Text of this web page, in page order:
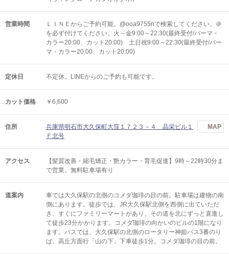
営業時間
ＬＩＮＥからご予約可能。@ooa9755nで検索してください。＠
を必ず付けてください。火～金9:00～22:30(最終受付/パーマ・
カラー20:00、カット20:00) 土日祝9:00～22:30(最終受付/パー
マ・カラー20:00、カット20:00)
定休日 不定休。LINEからのご予約も可能です。
カット価格 ￥6,600
住所
兵庫県明石市大久保町大窪１７２３－４ 晶栄ビル１
Ｆ北号
MAP
アクセス
【髪質改善・縮毛矯正・艶カラー・育毛促進】9時～22時30分ま
で営業。無料駐車場有り
道案内
車では大久保駅の北側のコメダ珈琲の目の前。駐車場は建物の南
側にあります。徒歩では、JR大久保駅北側を西側に出ていただ
き、すぐにファミリーマートがあり、その道を北にずっと直進し
て徒歩23分かかります。コメダ珈琲の向かいのビルの1階になり
ます。バスでは、大久保駅の北側のロータリー神姫バス3番のり
ば、高丘方面行「山の下」下車徒歩1分。コメダ珈琲の目の前。